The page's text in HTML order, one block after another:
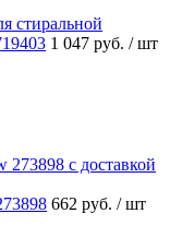
стиральной
1 047 руб. / шт
662 руб. / шт